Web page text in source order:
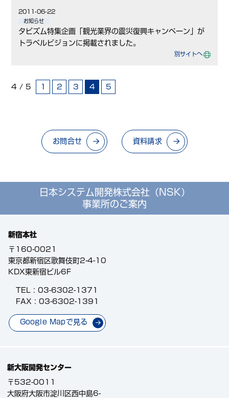
2011-06-22
お知らせ
タビズム特集企画「観光業界の震災復興キャンペーン」が
トラベルビジョンに掲載されました。
別サイトへ
4 / 5 1 2 3 4 5
お問合せ 資料請求
日本システム開発株式会社（NSK）
事業所のご案内
新宿本社
〒160-0021
東京都新宿区歌舞伎町2-4-10
KDX東新宿ビル6F
TEL : 03-6302-1371
FAX : 03-6302-1391
Google Mapで見る
新大阪開発センター
〒532-0011
大阪府大阪市淀川区西中島6-